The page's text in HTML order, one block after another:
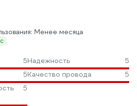
Менее месяца
5Надежность
5
5Качество провода
5
5